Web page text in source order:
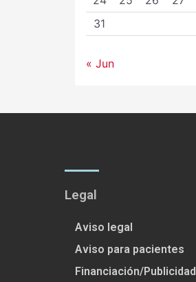
31
« Jun
Legal
Aviso legal
Aviso para pacientes
Financiación/Publicidad